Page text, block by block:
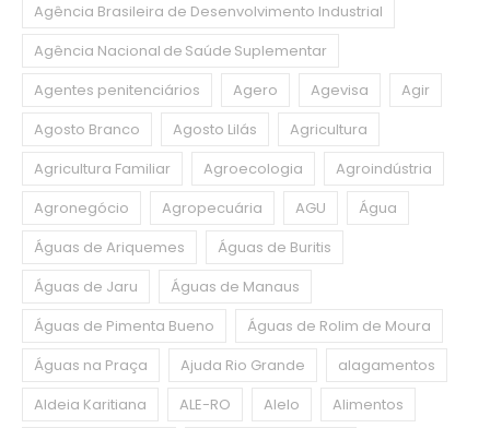
Agência Brasileira de Desenvolvimento Industrial
Agência Nacional de Saúde Suplementar
Agentes penitenciários
Agero Agevisa
Agir
Agosto Branco
Agosto Lilás
Agricultura
Agricultura Familiar
Agroecologia
Agroindústria
Agronegócio
Agropecuária AGU
Água
Águas de Ariquemes
Águas de Buritis
Águas de Jaru
Águas de Manaus
Águas de Pimenta Bueno
Águas de Rolim de Moura
Águas na Praça
Ajuda Rio Grande
alagamentos
Aldeia Karitiana
ALE-RO Alelo
Alimentos